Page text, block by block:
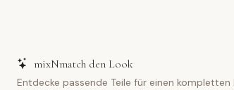
mixNmatch den Look
Entdecke passende Teile für einen